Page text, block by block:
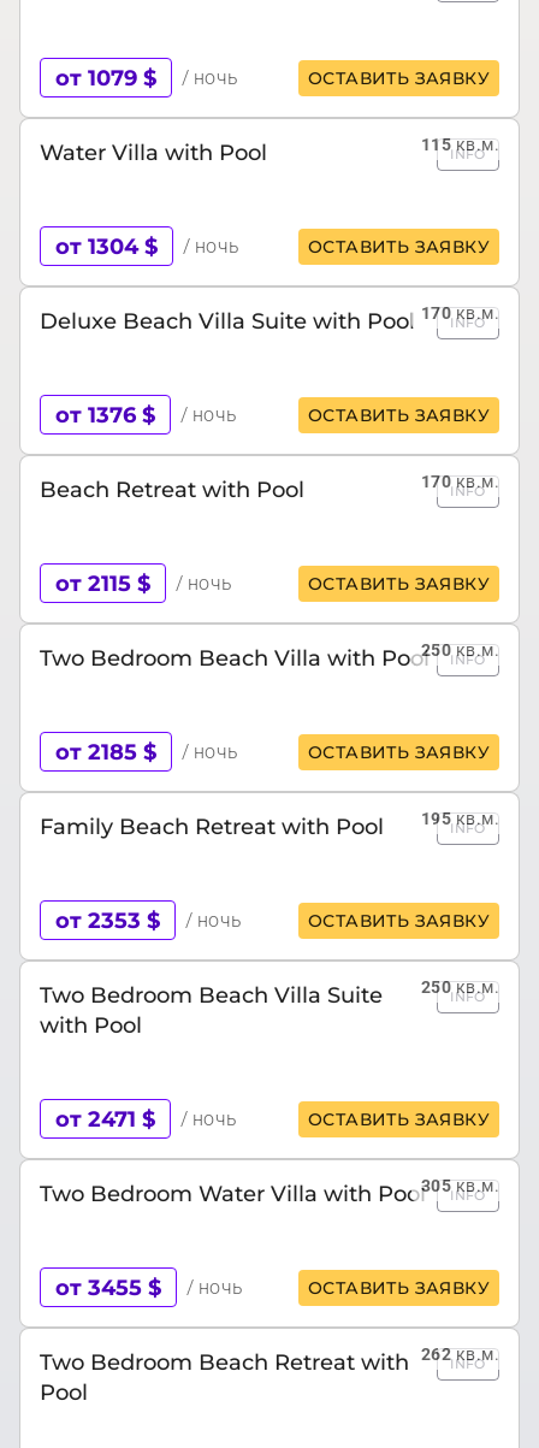
от 1079 $ / ночь ОСТАВИТЬ ЗАЯВКУ
115кв.м.
Water Villa with Pool INFO
от 1304 $ / ночь ОСТАВИТЬ ЗАЯВКУ
170кв.м.
Deluxe Beach Villa Suite with Pool INFO
от 1376 $ / ночь ОСТАВИТЬ ЗАЯВКУ
170кв.м.
Beach Retreat with Pool INFO
от 2115 $ / ночь ОСТАВИТЬ ЗАЯВКУ
250кв.м.
Two Bedroom Beach Villa with Pool INFO
от 2185 $ / ночь ОСТАВИТЬ ЗАЯВКУ
195кв.м.
Family Beach Retreat with Pool INFO
от 2353 $ / ночь ОСТАВИТЬ ЗАЯВКУ
250кв.м.
Two Bedroom Beach Villa Suite
with Pool
INFO
от 2471 $ / ночь ОСТАВИТЬ ЗАЯВКУ
305кв.м.
Two Bedroom Water Villa with Pool INFO
от 3455 $ / ночь ОСТАВИТЬ ЗАЯВКУ
262кв.м.
Two Bedroom Beach Retreat with
Pool
INFO